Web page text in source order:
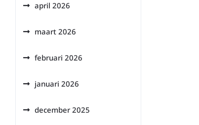
april 2026
maart 2026
februari 2026
januari 2026
december 2025